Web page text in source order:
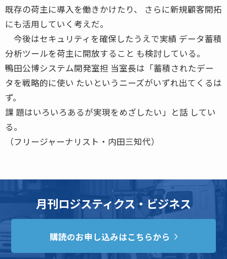
既存の荷主に導入を働きかけたり、 さらに新規顧客開拓
にも活用していく考えだ。
今後はセキュリティを確保したうえで実績 データ蓄積
分析ツールを荷主に開放すること も検討している。
鴨田公博システム開発室担 当室長は「蓄積されたデー
タを戦略的に使い たいというニーズがいずれ出てくるは
ず。
課 題はいろいろあるが実現をめざしたい」と話 してい
る。
（フリージャーナリスト・内田三知代）
月刊ロジスティクス・ビジネス
購読のお申し込みはこちらから